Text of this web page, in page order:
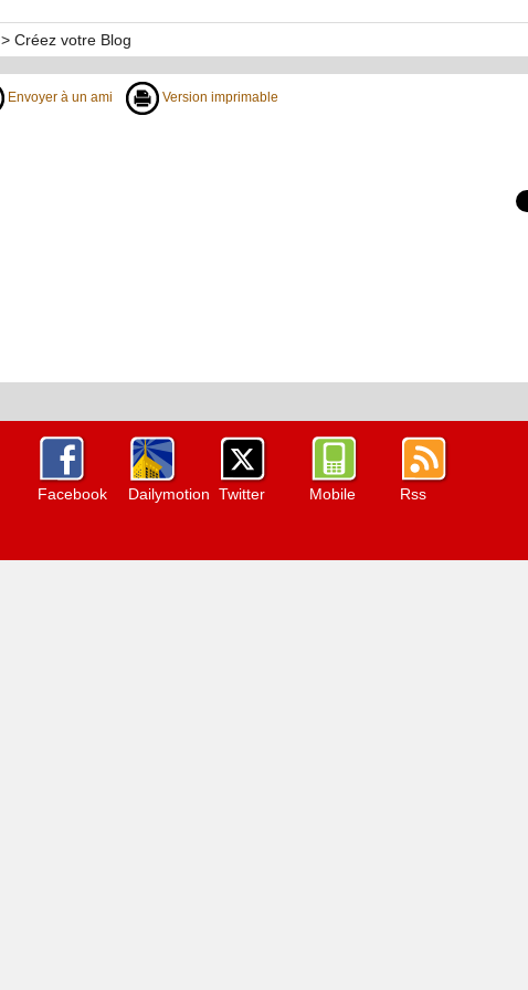
> Créez votre Blog
Envoyer à un ami Version imprimable
Facebook Dailymotion Twitter Mobile Rss